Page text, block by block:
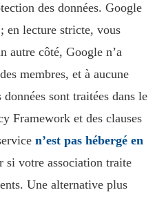
des données. Google
en lecture stricte, vous
autre côté, Google n’a
membres, et à aucune
sont traitées dans le
Framework et des clauses
n’est pas hébergé en
votre association traite
Une alternative plus